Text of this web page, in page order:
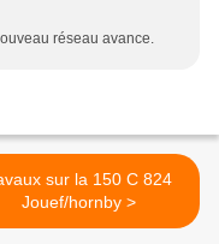
réseau avance.
sur la 150 C 824
Jouef/hornby >